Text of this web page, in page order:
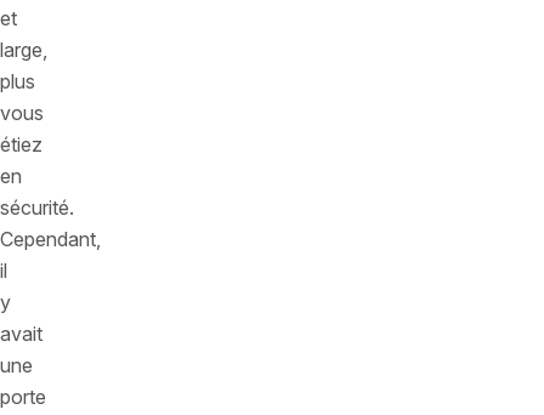
et
large,
plus
vous
étiez
en
sécurité.
Cependant,
il
y
avait
une
porte